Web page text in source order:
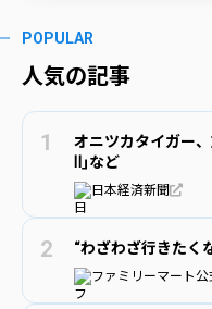
POPULAR
人気の記事
オニツカタイガー
Ⅱ｣など
日本経済新聞
“わざわざ行きたく
ファミリーマート